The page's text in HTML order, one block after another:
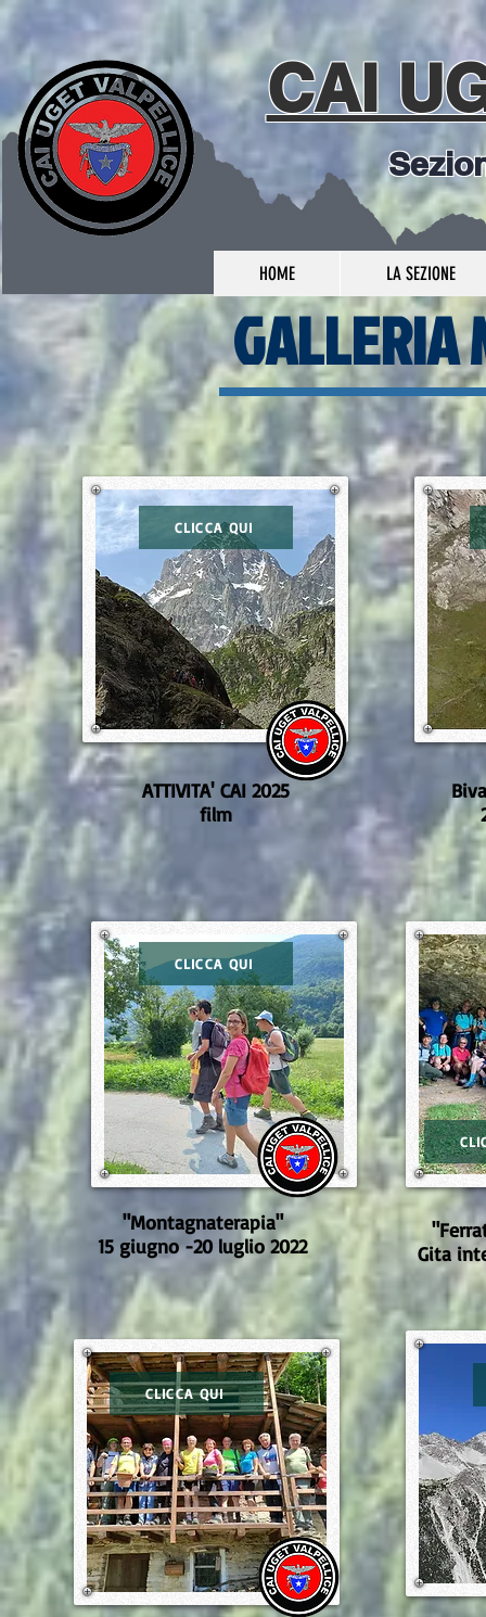
CAI
HOME LA SEZIONE
GALLERIA
ATTIVITA' CAI 2025
film
CLICCA QUI
CLICCA QUI
"Montagnaterapia"
15 giugno -20 luglio 2022
Gita
CLICCA QUI